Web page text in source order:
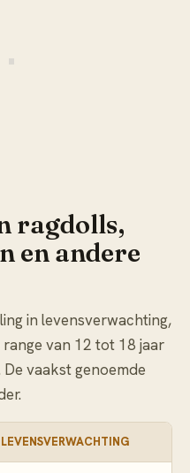
ragdolls,
en andere
in levensverwachting,
van 12 tot 18 jaar
vaakst genoemde
LEVENSVERWACHTING